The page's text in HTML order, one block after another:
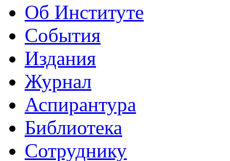
Об Институте
События
Издания
Журнал
Аспирантура
Библиотека
Сотруднику